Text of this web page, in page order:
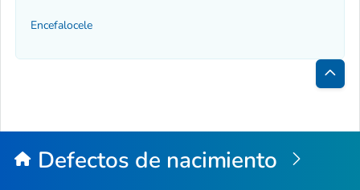
Encefalocele
la
Defectos de nacimiento